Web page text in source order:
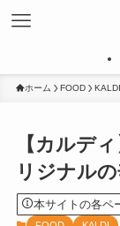
ホーム FOOD KALDI
【カルデ
リジナル
本サイトの各ペ